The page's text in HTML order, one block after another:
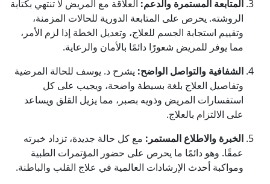
المتابعة المستمرة والدعم: العلاقة مع المريض لا تنتهي بكتابة
الروشته. يحرص على المتابعة الدورية للحالات المزمنة،
وتقييم استجابة الجسم للعلاج، وتعديل الخطة إذا لزم الأمر،
مما يوفر للمريض شعورًا دائمًا بالأمان والرعاية.
الشفافية والتواصل الواضح: يشرح د. يوسف للحالة المرضية
وتفاصيل العلاج بلغة بسيطة واضحة، ويجيب على كل
استفسارات المريض وذويه بصبر، مما يزيل القلق ويساعد
على الالتزام بالعلاج.
الخبرة والاطلاع المستمر: مع كل حالة جديدة، تزداد خبرته
عمقًا. وهو دائمًا ما يحرص على حضور المؤتمرات الطبية
ومواكبة أحدث الإرشادات العالمية في علاج القلب والباطنة.